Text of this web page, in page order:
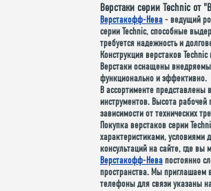
Верстаки серии Technic от
Верстакофф-Нева- ведущий
серии Technic, способные
требуется надежность и
Конструкция верстаков
Верстаки оснащены
функционально и эффективно.
В ассортименте представлены
инструментов. Высота
зависимости от технических
Покупка верстаков серии
характеристиками, условиями
консультаций на сайте, где
Верстакофф-Невапостоянно
пространства. Мы приглашаем
телефоны для связи указаны